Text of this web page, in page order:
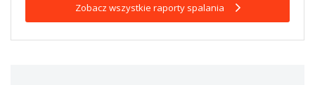
Zobacz wszystkie raporty spalania